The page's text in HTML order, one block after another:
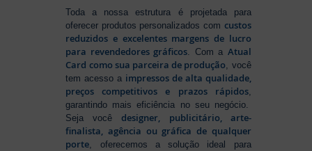
Toda a nossa estrutura é projetada para
oferecer produtos personalizados com custos
reduzidos e excelentes margens de lucro
para revendedores gráficos . Com a Atual
Card como sua parceira de produção , você
tem acesso a impressos de alta qualidade,
preços competitivos e prazos rápidos,
garantindo mais eficiência no seu negócio.
Seja vocêdesigner, publicitário, arte-
finalista, agência ou gráfica de qualquer
porte , oferecemos a solução ideal para